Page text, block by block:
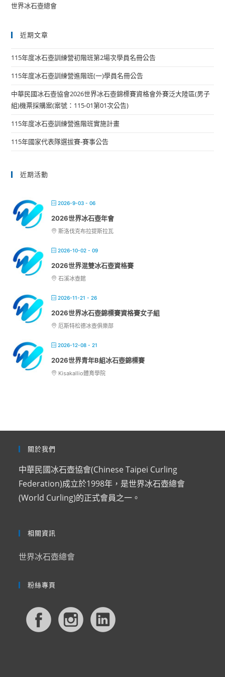
世界冰石壺總會
近期文章
115年度冰石壺訓練營初階班第2場次學員名冊公告
115年度冰石壺訓練營進階班(一)學員名冊公告
中華民國冰石壺協會2026世界冰石壺錦標賽資格會外賽泛大陸區(男子
組)機票採購案(案號：115-01第01次公告)
115年度冰石壺訓練營進階班實施計畫
115年國家代表隊選拔賽-賽事公告
近期活動
2026-9-03 - 06
2026世界冰石壺年會
斯洛伐克布拉提斯拉瓦
2026-10-02 - 09
2026世界混雙冰石壺資格賽
石溪冰壺館
2026-11-21 - 26
2026世界冰石壺錦標賽資格賽女子組
厄斯特松德冰壺俱樂部
2026-12-08 - 21
2026世界青年B組冰石壺錦標賽
Kisakallio體育學院
關於我們
中華民國冰石壺協會(Chinese Taipei Curling
Federation)成立於1998年，是世界冰石壺總會
(World Curling)的正式會員之一。
相關資訊
世界冰石壺總會
粉絲專頁